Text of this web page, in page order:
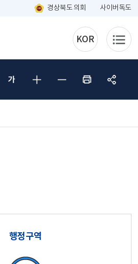
경상북도 의회 사이버독도
KOR
행정구역